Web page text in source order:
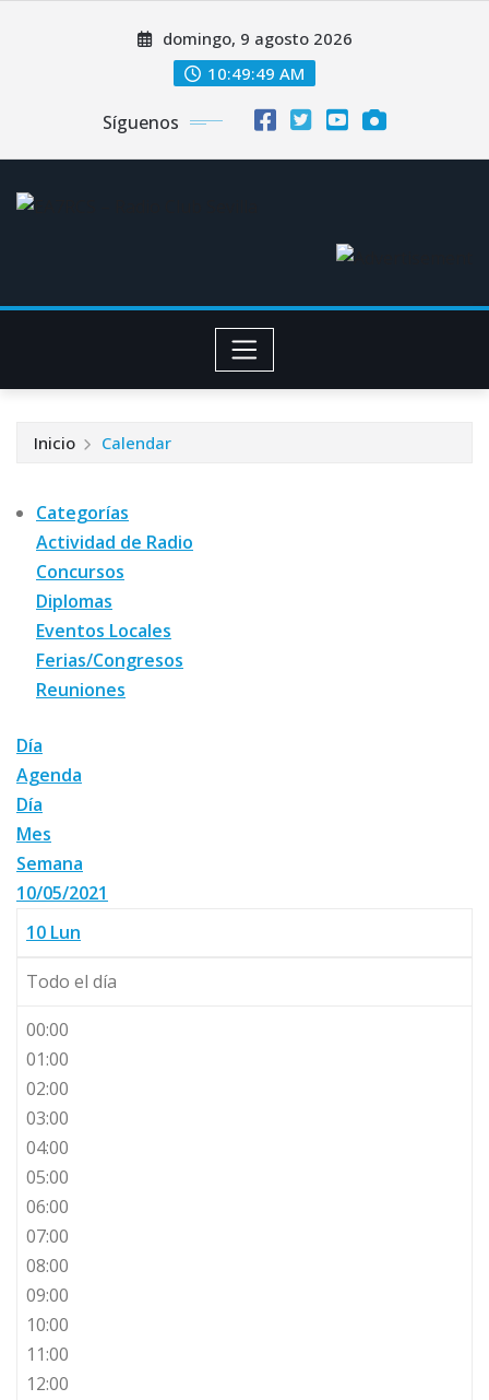
domingo, 9 agosto 2026
10:49:49 AM
Síguenos
Inicio Calendar
Categorías
Actividad de Radio
Concursos
Diplomas
Eventos Locales
Ferias/Congresos
Reuniones
Día
Agenda
Día
Mes
Semana
10/05/2021
10 Lun
Todo el día
00:00
01:00
02:00
03:00
04:00
05:00
06:00
07:00
08:00
09:00
10:00
11:00
12:00